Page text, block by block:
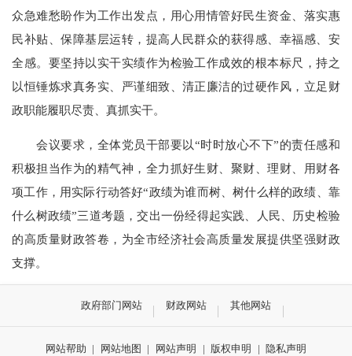
众急难愁盼作为工作出发点，用心用情管好民生资金、落实惠
民补贴、保障基层运转，提高人民群众的获得感、幸福感、安
全感。要坚持以实干实绩作为检验工作成效的根本标尺，持之
以恒锤炼求真务实、严谨细致、清正廉洁的过硬作风，立足财
政职能履职尽责、真抓实干。
会议要求，全体党员干部要以“时时放心不下”的责任感和
积极担当作为的精气神，全力抓好生财、聚财、理财、用财各
项工作，用实际行动答好“政绩为谁而树、树什么样的政绩、靠
什么树政绩”三道考题，交出一份经得起实践、人民、历史检验
的高质量财政答卷，为全市经济社会高质量发展提供坚强财政
支撑。
政府部门网站 财政网站 其他网站
网站帮助 | 网站地图 | 网站声明 | 版权申明 | 隐私声明